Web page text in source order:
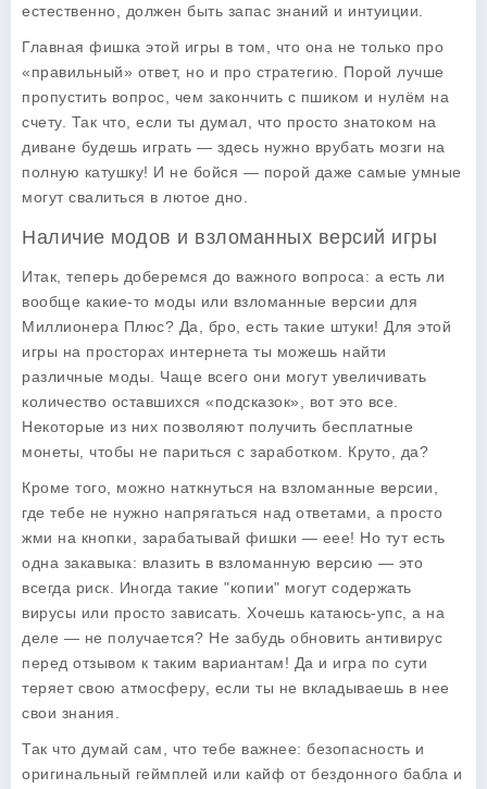
естественно, должен быть запас знаний и интуиции.
Главная фишка этой игры в том, что она не только про
«правильный» ответ, но и про стратегию. Порой лучше
пропустить вопрос, чем закончить с пшиком и нулём на
счету. Так что, если ты думал, что просто знатоком на
диване будешь играть — здесь нужно врубать мозги на
полную катушку! И не бойся — порой даже самые умные
могут свалиться в лютое дно.
Наличие модов и взломанных версий игры
Итак, теперь доберемся до важного вопроса: а есть ли
вообще какие-то моды или взломанные версии для
Миллионера Плюс? Да, бро, есть такие штуки! Для этой
игры на просторах интернета ты можешь найти
различные моды. Чаще всего они могут увеличивать
количество оставшихся «подсказок», вот это все.
Некоторые из них позволяют получить бесплатные
монеты, чтобы не париться с заработком. Круто, да?
Кроме того, можно наткнуться на взломанные версии,
где тебе не нужно напрягаться над ответами, а просто
жми на кнопки, зарабатывай фишки — еее! Но тут есть
одна закавыка: влазить в взломанную версию — это
всегда риск. Иногда такие "копии" могут содержать
вирусы или просто зависать. Хочешь катаюсь-упс, а на
деле — не получается? Не забудь обновить антивирус
перед отзывом к таким вариантам! Да и игра по сути
теряет свою атмосферу, если ты не вкладываешь в нее
свои знания.
Так что думай сам, что тебе важнее: безопасность и
оригинальный геймплей или кайф от бездонного бабла и